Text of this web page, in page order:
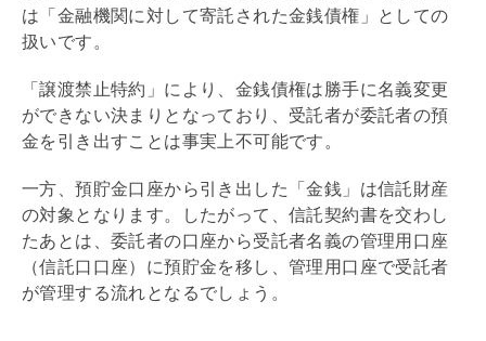
は「金融機関に対して寄託された金銭債権 」としての
扱いです。
「譲渡禁止特約」により、金銭債権は勝手に名義変更
ができない決まりとなっており、受託者が委託者の預
金を引き出すことは事実上不可能です。
一方、預貯金口座から引き出した「金銭」は信託財産
の対象となります。したがって、信託契約書を交わし
たあとは、委託者の口座から受託者名義の管理用口座
（信託口口座）に預貯金を移し、管理用口座で受託者
が管理する流れとなるでしょう。